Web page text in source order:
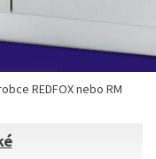
REDFOX nebo RM